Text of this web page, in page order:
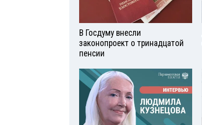
В Госдуму внесли
законопроект о тринадцатой
пенсии